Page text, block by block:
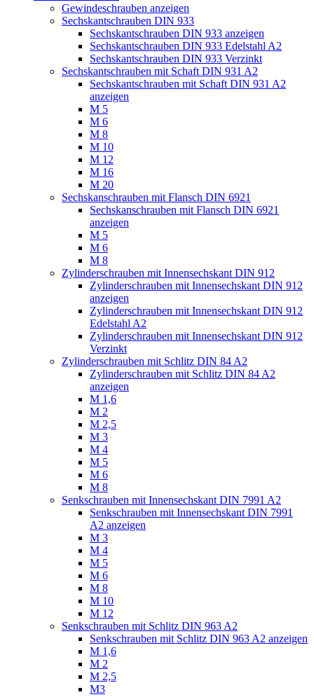
Gewindeschrauben anzeigen
Sechskantschrauben DIN 933
Sechskantschrauben DIN 933 anzeigen
Sechskantschrauben DIN 933 Edelstahl A2
Sechskantschrauben DIN 933 Verzinkt
Sechskantschrauben mit Schaft DIN 931 A2
Sechskantschrauben mit Schaft DIN 931 A2
anzeigen
M 5
M 6
M 8
M 10
M 12
M 16
M 20
Sechskanschrauben mit Flansch DIN 6921
Sechskanschrauben mit Flansch DIN 6921
anzeigen
M 5
M 6
M 8
Zylinderschrauben mit Innensechskant DIN 912
Zylinderschrauben mit Innensechskant DIN 912
anzeigen
Zylinderschrauben mit Innensechskant DIN 912
Edelstahl A2
Zylinderschrauben mit Innensechskant DIN 912
Verzinkt
Zylinderschrauben mit Schlitz DIN 84 A2
Zylinderschrauben mit Schlitz DIN 84 A2
anzeigen
M 1,6
M 2
M 2,5
M 3
M 4
M 5
M 6
M 8
Senkschrauben mit Innensechskant DIN 7991 A2
Senkschrauben mit Innensechskant DIN 7991
A2 anzeigen
M 3
M 4
M 5
M 6
M 8
M 10
M 12
Senkschrauben mit Schlitz DIN 963 A2
Senkschrauben mit Schlitz DIN 963 A2 anzeigen
M 1,6
M 2
M 2,5
M3